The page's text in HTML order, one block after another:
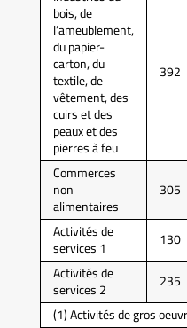
bois, de
l’ameublement,
du papier-
carton, du
textile, de
vêtement, des
cuirs et des
peaux et des
pierres à feu
392
Commerces
non
alimentaires
305
Activités de
services 1 130
Activités de
services 2 235
(1) Activités de gros